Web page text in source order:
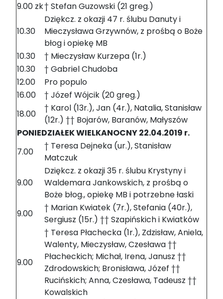
9.00 zk† Stefan Guzowski (21 greg.)
10.30
Dziękcz. z okazji 47 r. ślubu Danuty i
Mieczysława Grzywnów, z prośbą o Boże
błog i opiekę MB
10.30
† Mieczysław Kurzepa (1r.)
10.30
† Gabriel Chudoba
12.00
Pro populo
16.00
† Józef Wójcik (20 greg.)
18.00
† Karol (13r.), Jan (4r.), Natalia, Stanisław
(12r.) †† Bojarów, Baranów, Małyszów
PONIEDZIAŁEK WIELKANOCNY 22.04.2019 r.
7.00
† Teresa Dejneka (ur.), Stanisław
Matczuk
9.00
Dziękcz. z okazji 35 r. ślubu Krystyny i
Waldemara Jankowskich, z prośbą o
Boże błog., opiekę MB i potrzebne łaski
9.00
† Marian Kwiatek (7r.), Stefania (40r.),
Sergiusz (15r.) †† Szapińskich i Kwiatków
9.00
† Teresa Płachecka (1r.), Zdzisław, Aniela,
Walenty, Mieczysław, Czesława ††
Płacheckich; Michał, Irena, Janusz ††
Zdrodowskich; Bronisława, Józef ††
Rucińskich; Anna, Czesława, Tadeusz ††
Kowalskich